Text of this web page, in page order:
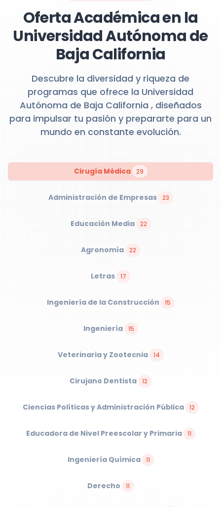
Oferta Académica en la
Universidad Autónoma de
Baja California
Descubre la diversidad y riqueza de
programas que ofrece la Universidad
Autónoma de Baja California , diseñados
para impulsar tu pasión y prepararte para un
mundo en constante evolución.
Cirugía Médica 29
Administración de Empresas 23
Educación Media 22
Agronomía 22
Letras 17
Ingeniería de la Construcción 15
Ingeniería 15
Veterinaria y Zootecnia 14
Cirujano Dentista 12
Ciencias Políticas y Administración Pública 12
Educadora de Nivel Preescolar y Primaria 11
Ingeniería Química 11
Derecho 11